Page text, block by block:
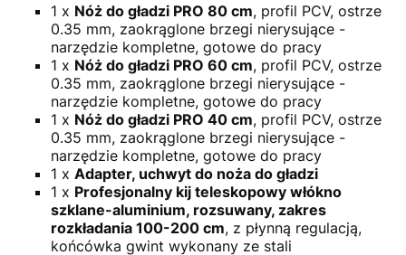
1 x Nóż do gładzi PRO 80 cm, profil PCV, ostrze
0.35 mm, zaokrąglone brzegi nierysujące -
narzędzie kompletne, gotowe do pracy
1 x Nóż do gładzi PRO 60 cm, profil PCV, ostrze
0.35 mm, zaokrąglone brzegi nierysujące -
narzędzie kompletne, gotowe do pracy
1 x Nóż do gładzi PRO 40 cm, profil PCV, ostrze
0.35 mm, zaokrąglone brzegi nierysujące -
narzędzie kompletne, gotowe do pracy
1 x Adapter, uchwyt do noża do gładzi
1 x Profesjonalny kij teleskopowy włókno
szklane-aluminium, rozsuwany, zakres
rozkładania 100-200 cm, z płynną regulacją,
końcówka gwint wykonany ze stali